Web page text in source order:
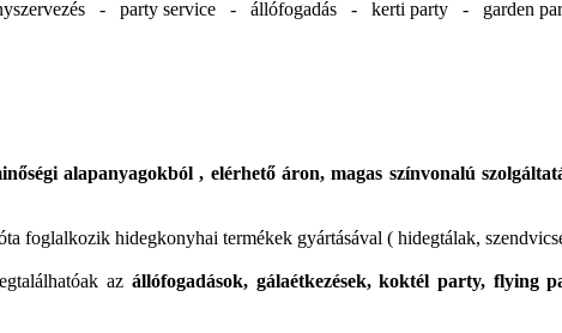
- party service - állófogadás - kerti party - garden
alapanyagokból , elérhető áron, magas színvonalú
foglalkozik hidegkonyhai termékek gyártásával ( hidegtálak,
az állófogadások, gálaétkezések, koktél party, flying